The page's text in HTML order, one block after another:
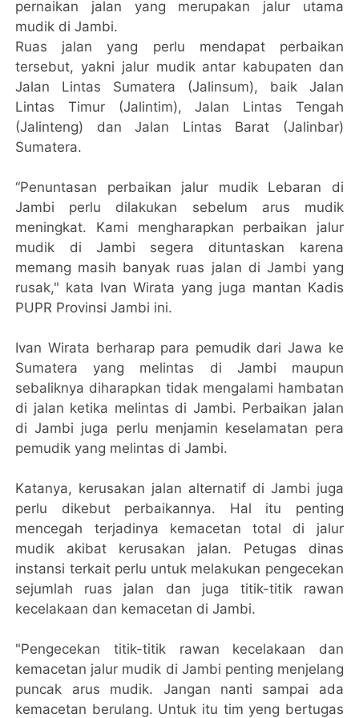
pernaikan jalan yang merupakan jalur utama
mudik di Jambi.
Ruas jalan yang perlu mendapat perbaikan
tersebut, yakni jalur mudik antar kabupaten dan
Jalan Lintas Sumatera (Jalinsum), baik Jalan
Lintas Timur (Jalintim), Jalan Lintas Tengah
(Jalinteng) dan Jalan Lintas Barat (Jalinbar)
Sumatera.
“Penuntasan perbaikan jalur mudik Lebaran di
Jambi perlu dilakukan sebelum arus mudik
meningkat. Kami mengharapkan perbaikan jalur
mudik di Jambi segera dituntaskan karena
memang masih banyak ruas jalan di Jambi yang
rusak," kata Ivan Wirata yang juga mantan Kadis
PUPR Provinsi Jambi ini.
Ivan Wirata berharap para pemudik dari Jawa ke
Sumatera yang melintas di Jambi maupun
sebaliknya diharapkan tidak mengalami hambatan
di jalan ketika melintas di Jambi. Perbaikan jalan
di Jambi juga perlu menjamin keselamatan pera
pemudik yang melintas di Jambi.
Katanya, kerusakan jalan alternatif di Jambi juga
perlu dikebut perbaikannya. Hal itu penting
mencegah terjadinya kemacetan total di jalur
mudik akibat kerusakan jalan. Petugas dinas
instansi terkait perlu untuk melakukan pengecekan
sejumlah ruas jalan dan juga titik-titik rawan
kecelakaan dan kemacetan di Jambi.
"Pengecekan titik-titik rawan kecelakaan dan
kemacetan jalur mudik di Jambi penting menjelang
puncak arus mudik. Jangan nanti sampai ada
kemacetan berulang. Untuk itu tim yeng bertugas